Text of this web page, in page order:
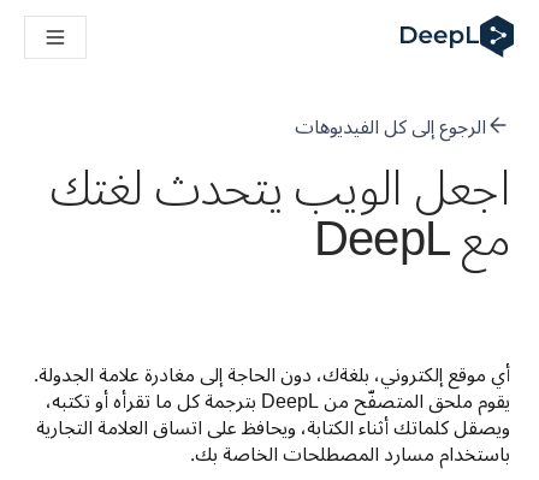
DeepL لوكلاء الذكاء الاصطناعي
Translation Flow في DeepL: عمليات سير عمل جديدة مدعومة بالذكاء الاصطناعي لحالات الاستخدام والتكاملات الرئيسية
The ROI of AI-native translation
اكتشف «Translation Flow»: حل ترجمة/توطين يعمل على أتمتة سير عمل الترجمة من البداية إلى النهاية، لكل فريق يحتاج إليه
كيف نعمل على تطوير نظام تقييم الجودة للترجمة في DeepL
من ترجمة النصوص عالية الجودة إلى منصة صوتية تعمل في الوقت
an instantly accessible voice demo with DeepL Voice API
الرجوع إلى كل الفيديوهات
اجعل الويب يتحدث لغتك
مع DeepL
باستخدام مسارد المصطلحات الخاصة بك.